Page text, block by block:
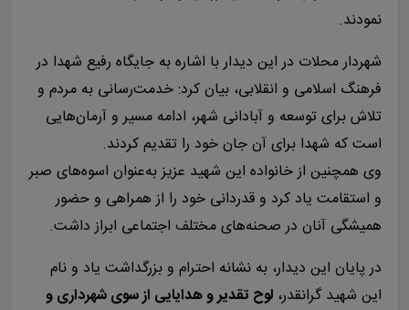
نمودند.
شهردار محلات در این دیدار با اشاره به جایگاه رفیع شهدا در
فرهنگ اسلامی و انقلابی، بیان کرد: خدمت‌رسانی به مردم و
تلاش برای توسعه و آبادانی شهر، ادامه مسیر و آرمان‌هایی
است که شهدا برای آن جان خود را تقدیم کردند.
وی همچنین از خانواده این شهید عزیز به‌عنوان اسوه‌های صبر
و استقامت یاد کرد و قدردانی خود را از همراهی و حضور
همیشگی آنان در صحنه‌های مختلف اجتماعی ابراز داشت.
در پایان این دیدار، به نشانه احترام و بزرگداشت یاد و نام
این شهید گرانقدر، لوح تقدیر و هدایایی از سوی شهرداری و